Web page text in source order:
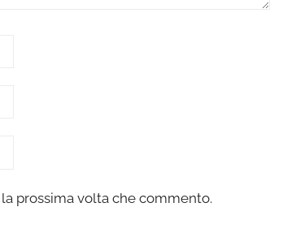
prossima volta che commento.